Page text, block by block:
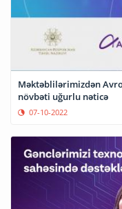
Məktəblilərimizdən
növbəti uğurlu nəticə
07-10-2022